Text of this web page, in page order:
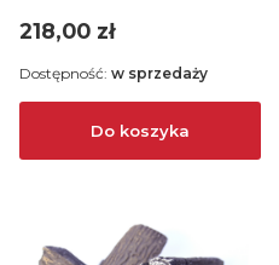
Cena
218,00 zł
Do koszyka
Dostępność: w sprzedaży